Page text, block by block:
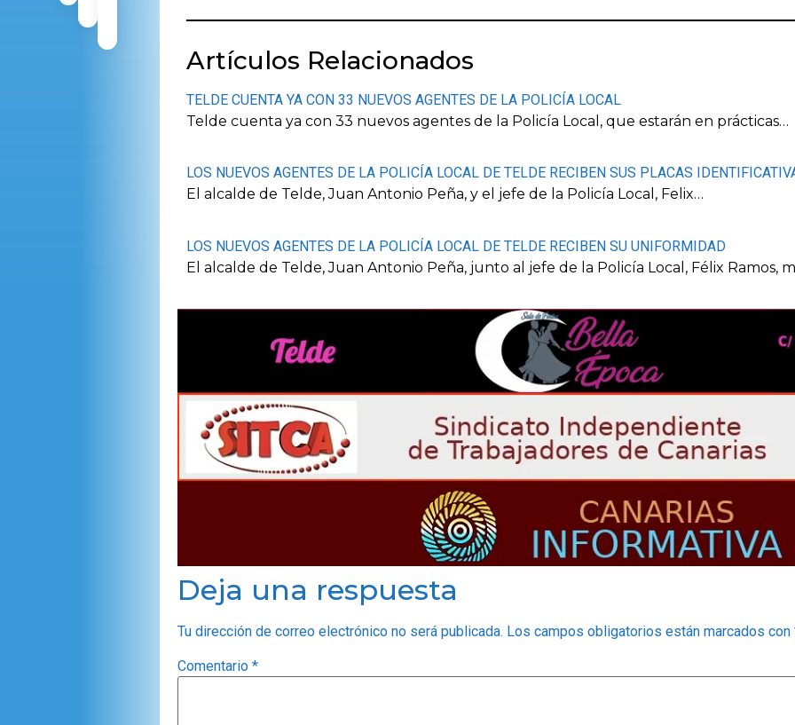
Artículos Relacionados
TELDE CUENTA YA CON 33 NUEVOS AGENTES DE LA POLICÍA LOCAL
Telde cuenta ya con 33 nuevos agentes de la Policía Local, que estarán en prácticas…
LOS NUEVOS AGENTES DE LA POLICÍA LOCAL DE TELDE RECIBEN SUS PLACAS
El alcalde de Telde, Juan Antonio Peña, y el jefe de la Policía Local, Felix…
LOS NUEVOS AGENTES DE LA POLICÍA LOCAL DE TELDE RECIBEN SU UNIFORMIDAD
El alcalde de Telde, Juan Antonio Peña, junto al jefe de la Policía Local, Félix
Deja una respuesta
Tu dirección de correo electrónico no será publicada. Los campos obligatorios están marcados con
Comentario *